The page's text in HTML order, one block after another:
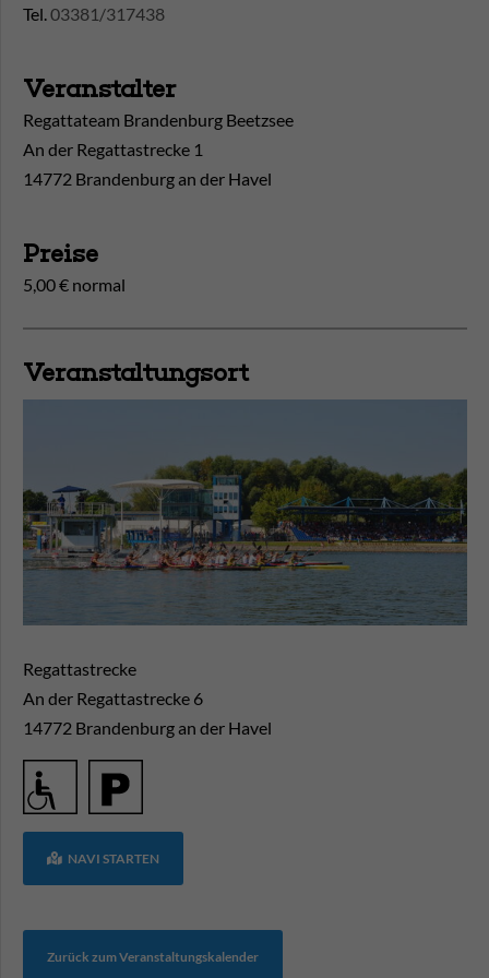
Tel.03381/317438
Veranstalter
Regattateam Brandenburg Beetzsee
An der Regattastrecke 1
14772 Brandenburg an der Havel
Preise
5,00 € normal
Veranstaltungsort
Regattastrecke
An der Regattastrecke 6
14772 Brandenburg an der Havel
NAVI STARTEN
Zurück zum Veranstaltungskalender